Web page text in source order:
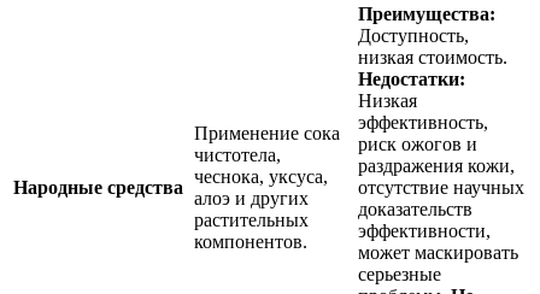
Народные средства
Применение сока
чистотела,
чеснока, уксуса,
алоэ и других
растительных
компонентов.
Преимущества:
Доступность,
низкая стоимость.
Недостатки:
Низкая
эффективность,
риск ожогов и
раздражения кожи,
отсутствие научных
доказательств
эффективности,
может маскировать
серьезные